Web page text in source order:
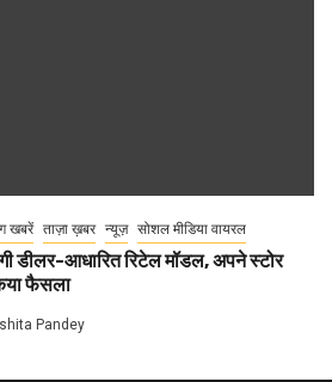
खबरें ताज़ा ख़बर न्यूज़ सोशल मीडिया वायरल
आधारित रिटेल मॉडल, अपने स्टोर
फैसला
Pandey